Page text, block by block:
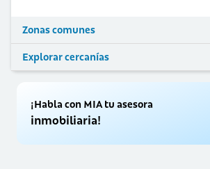
Zonas comunes
Explorar cercanías
¡Habla con MIA tu asesora
inmobiliaria!